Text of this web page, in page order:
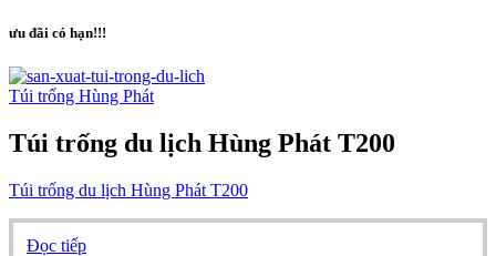
ưu đãi có hạn!!!
Túi trống Hùng Phát
Túi trống du lịch Hùng Phát T200
Túi trống du lịch Hùng Phát T200
Đọc tiếp